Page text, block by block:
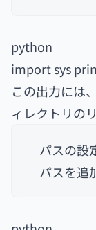
python
import sys
この出力には
ィレクトリの
パスの設
パスを追